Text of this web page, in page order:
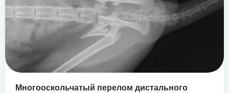
Многооскольчатый перелом дистального